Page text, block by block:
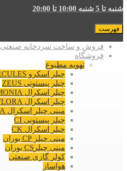
شنبه تا 5 شنبه 10:00 تا 20:00
فهرست
فروش و ساخت سردخانه صنعتی
فروشگاه
تهویه مطبوع
چیلر اسکرو HERCULES
چیلر پیستونی ZEUS
چیلر اسکرال HARMONIA
چیلر اسکرال FLORA
مینی چیلر اسکرال RIMA
چیلر پیستونی CI
چیلر اسکرال CK
مینی چیلر CP بوران
مینی چیلرCS بوران
کولر گازی صنعتی
هواساز